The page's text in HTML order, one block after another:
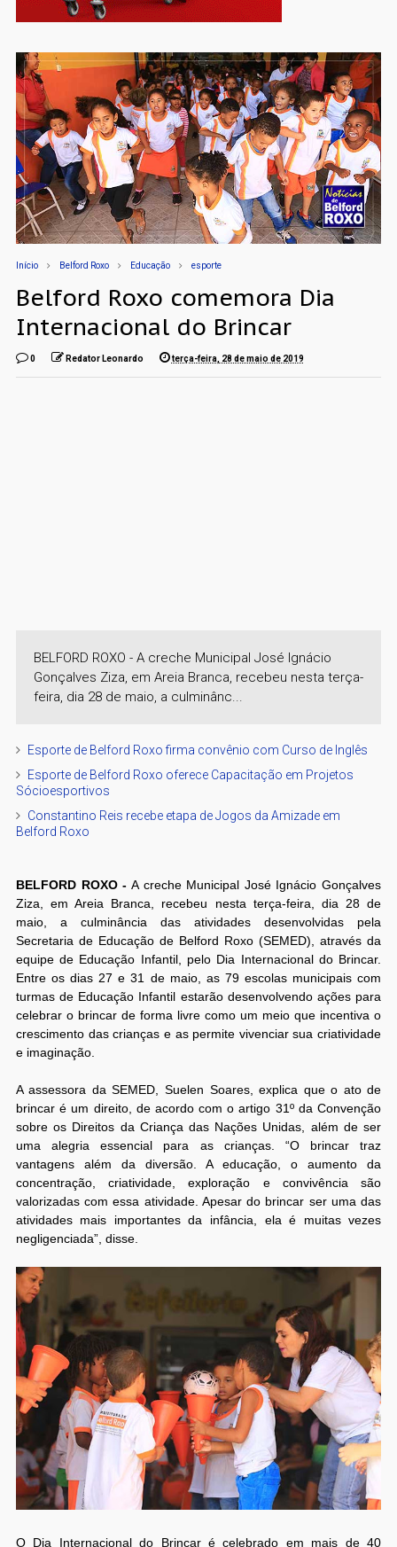
Início Belford Roxo Educação esporte
Belford Roxo comemora Dia
Internacional do Brincar
0 Redator Leonardo terça-feira, 28 de maio de 2019
BELFORD ROXO - A creche Municipal José Ignácio
Gonçalves Ziza, em Areia Branca, recebeu nesta terça-
feira, dia 28 de maio, a culminânc...
Esporte de Belford Roxo firma convênio com Curso de Inglês
Esporte de Belford Roxo oferece Capacitação em Projetos
Sócioesportivos
Constantino Reis recebe etapa de Jogos da Amizade em
Belford Roxo
BELFORD ROXO - A creche Municipal José Ignácio Gonçalves
Ziza, em Areia Branca, recebeu nesta terça-feira, dia 28 de
maio, a culminância das atividades desenvolvidas pela
Secretaria de Educação de Belford Roxo (SEMED), através da
equipe de Educação Infantil, pelo Dia Internacional do Brincar.
Entre os dias 27 e 31 de maio, as 79 escolas municipais com
turmas de Educação Infantil estarão desenvolvendo ações para
celebrar o brincar de forma livre como um meio que incentiva o
crescimento das crianças e as permite vivenciar sua criatividade
e imaginação.
A assessora da SEMED, Suelen Soares, explica que o ato de
brincar é um direito, de acordo com o artigo 31º da Convenção
sobre os Direitos da Criança das Nações Unidas, além de ser
uma alegria essencial para as crianças. “O brincar traz
vantagens além da diversão. A educação, o aumento da
concentração, criatividade, exploração e convivência são
valorizadas com essa atividade. Apesar do brincar ser uma das
atividades mais importantes da infância, ela é muitas vezes
negligenciada”, disse.
O Dia Internacional do Brincar é celebrado em mais de 40